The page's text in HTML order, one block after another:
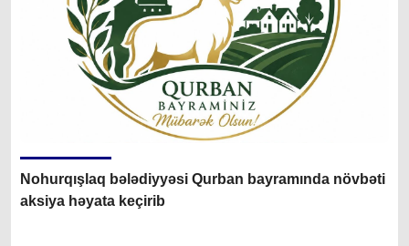
Nohurqışlaq bələdiyyəsi Qurban bayramında növbəti
aksiya həyata keçirib